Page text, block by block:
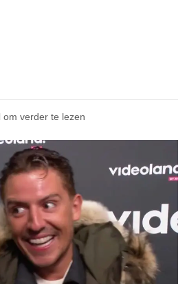
om verder te lezen